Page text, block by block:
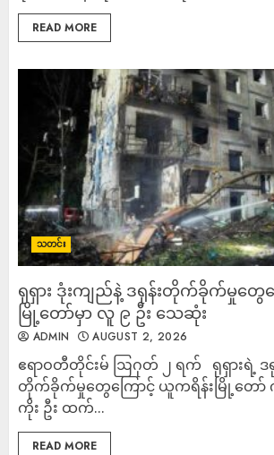
READ MORE
သတင်း
ရုရှား ဒုံးကျည်နဲ့ ဒရုန်းတိုက်ခိုက်မှုတွ
မြို့တော်မှာ လူ ၉ ဦး သေဆုံး
ADMIN AUGUST 2, 2026
ဧရာဝတီတိုင်းမ် ဩဂုတ် ၂ ရက် ရုရှားရဲ့ ဒရု
တိုက်ခိုက်မှုတွေကြောင့် ယူကရိန်းမြို့တေ
ကိုး ဦး ထက်...
READ MORE